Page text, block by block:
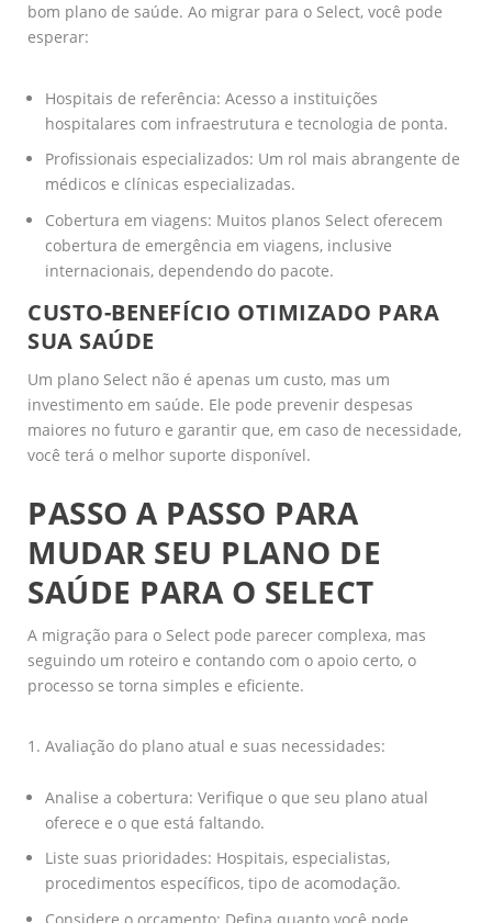
bom plano de saúde. Ao migrar para o Select, você pode
esperar:
Hospitais de referência: Acesso a instituições
hospitalares com infraestrutura e tecnologia de ponta.
Profissionais especializados: Um rol mais abrangente de
médicos e clínicas especializadas.
Cobertura em viagens: Muitos planos Select oferecem
cobertura de emergência em viagens, inclusive
internacionais, dependendo do pacote.
CUSTO-BENEFÍCIO OTIMIZADO PARA
SUA SAÚDE
Um plano Select não é apenas um custo, mas um
investimento em saúde. Ele pode prevenir despesas
maiores no futuro e garantir que, em caso de necessidade,
você terá o melhor suporte disponível.
PASSO A PASSO PARA
MUDAR SEU PLANO DE
SAÚDE PARA O SELECT
A migração para o Select pode parecer complexa, mas
seguindo um roteiro e contando com o apoio certo, o
processo se torna simples e eficiente.
Avaliação do plano atual e suas necessidades:
Analise a cobertura: Verifique o que seu plano atual
oferece e o que está faltando.
Liste suas prioridades: Hospitais, especialistas,
procedimentos específicos, tipo de acomodação.